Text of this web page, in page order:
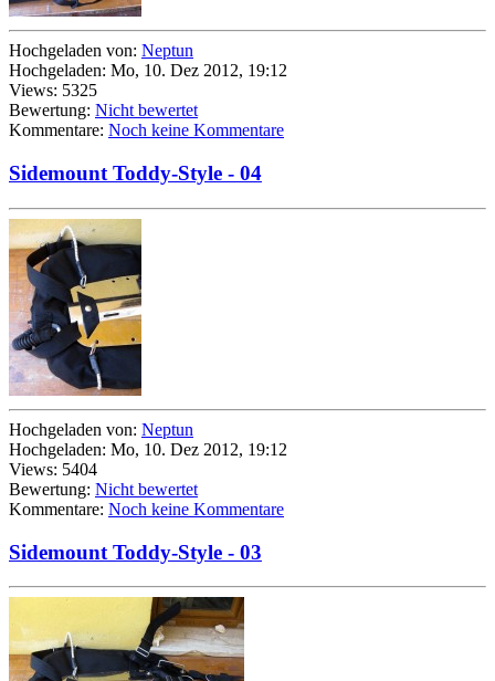
Hochgeladen von: Neptun
Hochgeladen: Mo, 10. Dez 2012, 19:12
Views: 5325
Bewertung: Nicht bewertet
Kommentare: Noch keine Kommentare
Sidemount Toddy-Style - 04
Hochgeladen von: Neptun
Hochgeladen: Mo, 10. Dez 2012, 19:12
Views: 5404
Bewertung: Nicht bewertet
Kommentare: Noch keine Kommentare
Sidemount Toddy-Style - 03